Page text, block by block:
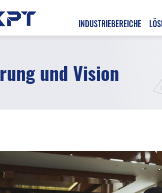
INDUSTRIEBEREICHE
und Vision